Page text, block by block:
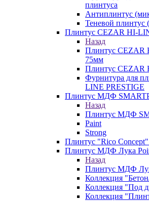
плинтуса
Антиплинтус
Теневой
Плинтус CEZAR HI-
Назад
Плинтус CEZAR
75мм
Плинтус CEZAR
Фурнитура для
LINE PRESTIGE
Плинтус МДФ
Назад
Плинтус МДФ
Paint
Strong
Плинтус "Rico
Плинтус МДФ Лука
Назад
Плинтус МДФ
Коллекция
Коллекция "Под
Коллекция